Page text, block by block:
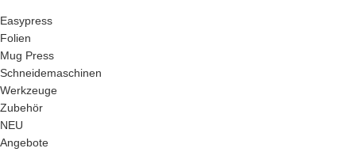
Easypress
Folien
Mug Press
Schneidemaschinen
Werkzeuge
Zubehör
NEU
Angebote